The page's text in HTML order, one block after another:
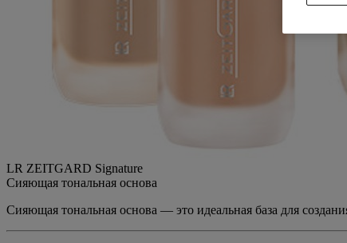
LR ZEITGARD Signature
Сияющая тональная основа
Сияющая тональная основа — это идеальная база для